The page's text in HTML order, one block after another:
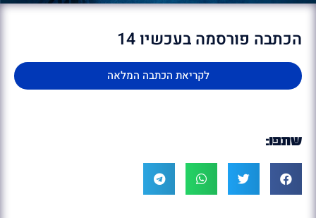
הכתבה פורסמה בעכשיו 14
לקריאת הכתבה המלאה
שתפו: